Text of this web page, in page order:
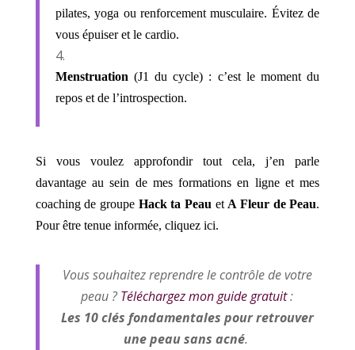
pilates, yoga ou renforcement musculaire. Évitez de
vous épuiser et le cardio.
Menstruation (J1 du cycle) : c’est le moment du
repos et de l’introspection.
Si vous voulez approfondir tout cela, j’en parle
davantage au sein de mes formations en ligne et mes
coaching de groupe Hack ta Peau et A Fleur de Peau.
Pour être tenue informée, cliquez ici.
Vous souhaitez reprendre le contrôle de votre
peau ?Téléchargez mon guide gratuit:
Les 10 clés fondamentales pour retrouver
une peau sans acné.